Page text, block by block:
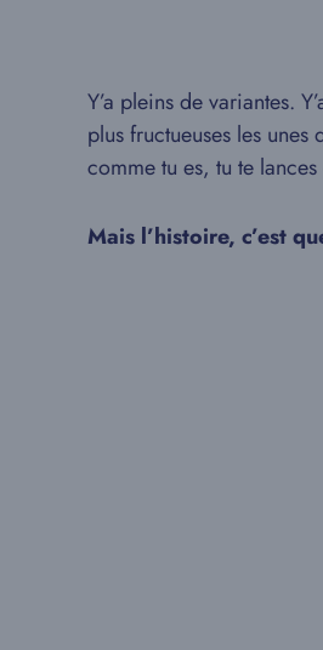
Y’a pleins de variantes.
plus fructueuses les
comme tu es, tu te
Mais l’histoire, c’est